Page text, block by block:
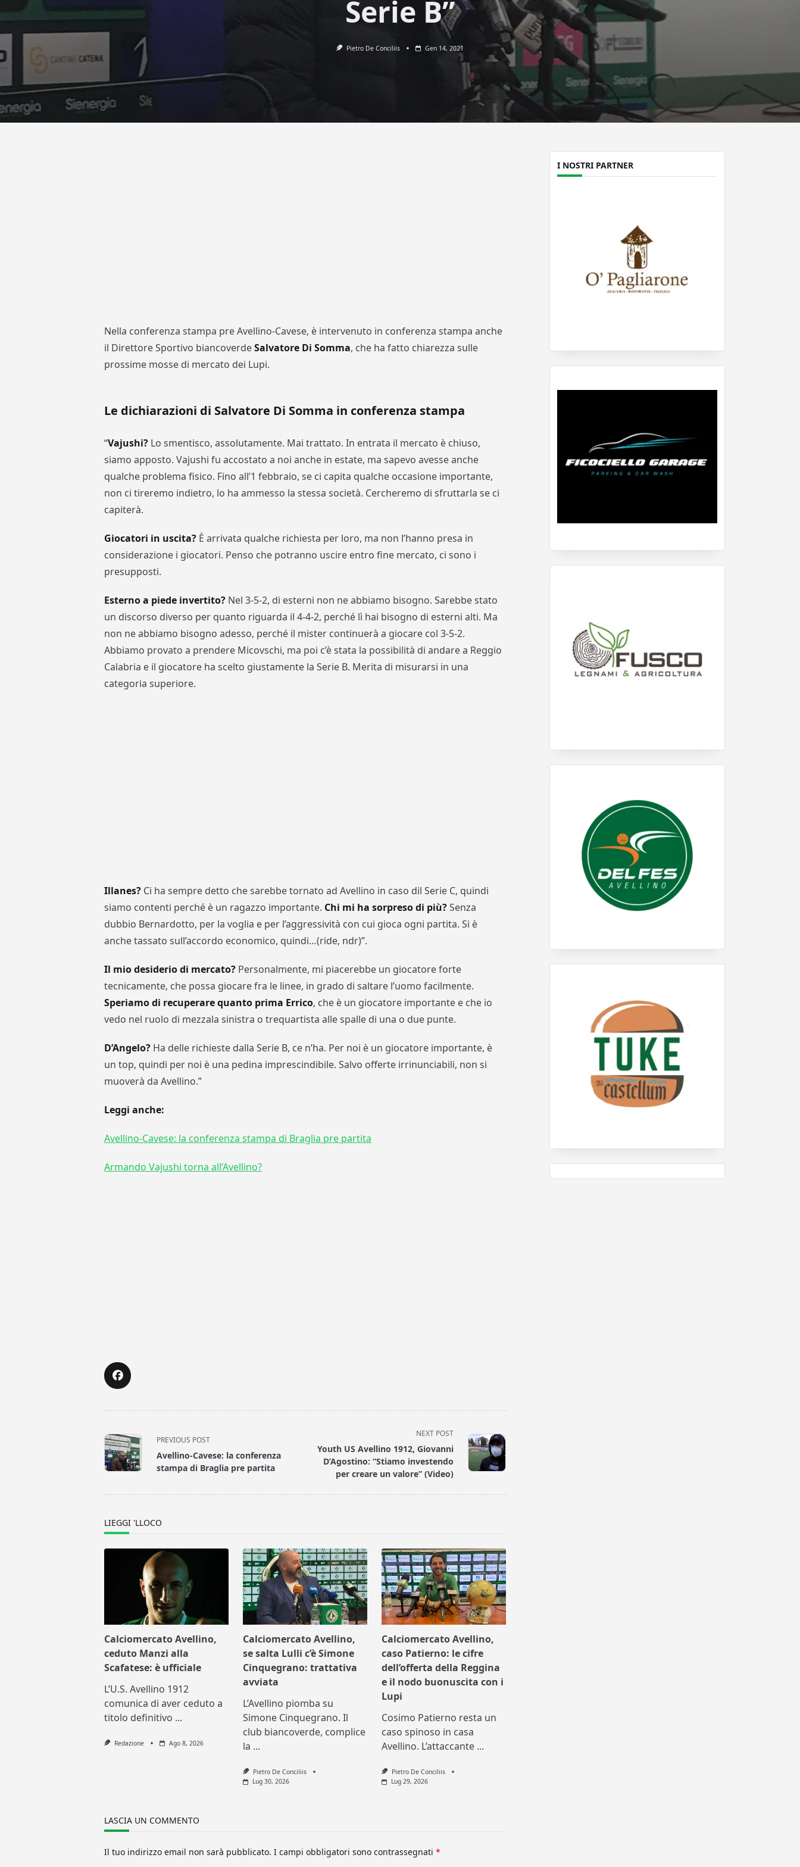
Serie B”
Pietro De Conciliis Gen 14, 2021
Nella conferenza stampa pre Avellino-Cavese, è intervenuto in conferenza stampa anche
il Direttore Sportivo biancoverdeSalvatore Di Somma, che ha fatto chiarezza sulle
prossime mosse di mercato dei Lupi.
Le dichiarazioni di Salvatore Di Somma in conferenza stampa
“Vajushi? Lo smentisco, assolutamente. Mai trattato. In entrata il mercato è chiuso,
siamo apposto. Vajushi fu accostato a noi anche in estate, ma sapevo avesse anche
qualche problema fisico. Fino all’1 febbraio, se ci capita qualche occasione importante,
non ci tireremo indietro, lo ha ammesso la stessa società. Cercheremo di sfruttarla se ci
capiterà.
Giocatori in uscita? È arrivata qualche richiesta per loro, ma non l’hanno presa in
considerazione i giocatori. Penso che potranno uscire entro fine mercato, ci sono i
presupposti.
Esterno a piede invertito? Nel 3-5-2, di esterni non ne abbiamo bisogno. Sarebbe stato
un discorso diverso per quanto riguarda il 4-4-2, perché lì hai bisogno di esterni alti. Ma
non ne abbiamo bisogno adesso, perché il mister continuerà a giocare col 3-5-2.
Abbiamo provato a prendere Micovschi, ma poi c’è stata la possibilità di andare a Reggio
Calabria e il giocatore ha scelto giustamente la Serie B. Merita di misurarsi in una
categoria superiore.
Illanes? Ci ha sempre detto che sarebbe tornato ad Avellino in caso dil Serie C, quindi
siamo contenti perché è un ragazzo importante. Chi mi ha sorpreso di più?Senza
dubbio Bernardotto, per la voglia e per l’aggressività con cui gioca ogni partita. Si è
anche tassato sull’accordo economico, quindi…(ride, ndr)”.
Il mio desiderio di mercato? Personalmente, mi piacerebbe un giocatore forte
tecnicamente, che possa giocare fra le linee, in grado di saltare l’uomo facilmente.
Speriamo di recuperare quanto prima Errico, che è un giocatore importante e che io
vedo nel ruolo di mezzala sinistra o trequartista alle spalle di una o due punte.
D’Angelo? Ha delle richieste dalla Serie B, ce n’ha. Per noi è un giocatore importante, è
un top, quindi per noi è una pedina imprescindibile. Salvo offerte irrinunciabili, non si
muoverà da Avellino.”
Leggi anche:
Avellino-Cavese: la conferenza stampa di Braglia pre partita
Armando Vajushi torna all’Avellino?
<span
class="nav-
subtitle
screen-
PREVIOUS POST
Avellino-Cavese: la conferenza
stampa di Braglia pre partita
NEXT POST
Youth US Avellino 1912, Giovanni
D’Agostino: “Stiamo investendo
per creare un valore” (Video)
LIEGGI 'LLOCO
Calciomercato Avellino,
ceduto Manzi alla
Scafatese: è ufficiale
L’U.S. Avellino 1912
comunica di aver ceduto a
titolo definitivo ...
Redazione Ago 8, 2026
Calciomercato Avellino,
se salta Lulli c’è Simone
Cinquegrano: trattativa
avviata
L’Avellino piomba su
Simone Cinquegrano. Il
club biancoverde, complice
la ...
Pietro De Conciliis
Lug 30, 2026
Calciomercato Avellino,
caso Patierno: le cifre
dell’offerta della Reggina
e il nodo buonuscita con i
Lupi
Cosimo Patierno resta un
caso spinoso in casa
Avellino. L’attaccante ...
Pietro De Conciliis
Lug 29, 2026
LASCIA UN COMMENTO
Il tuo indirizzo email non sarà pubblicato. I campi obbligatori sono contrassegnati*
I NOSTRI PARTNER